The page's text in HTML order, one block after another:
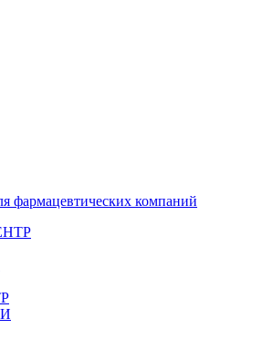
фармацевтических компаний